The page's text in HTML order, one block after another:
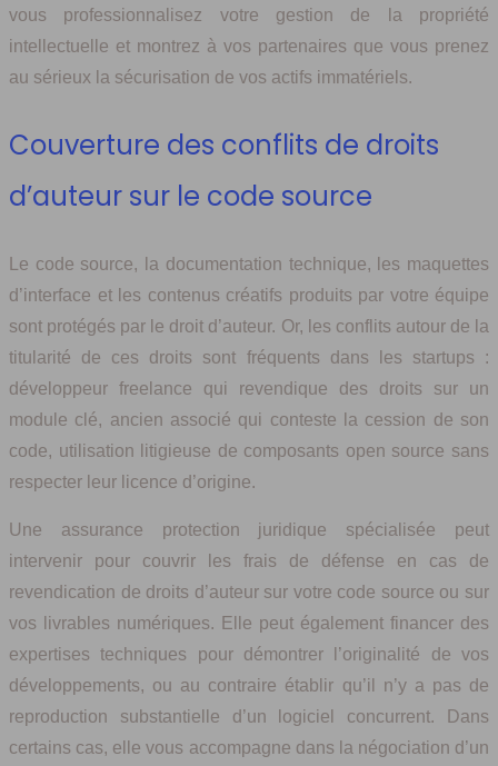
vous professionnalisez votre gestion de la propriété
intellectuelle et montrez à vos partenaires que vous prenez
au sérieux la sécurisation de vos actifs immatériels.
Couverture des conflits de droits
d’auteur sur le code source
Le code source, la documentation technique, les maquettes
d’interface et les contenus créatifs produits par votre équipe
sont protégés par le droit d’auteur. Or, les conflits autour de la
titularité de ces droits sont fréquents dans les startups :
développeur freelance qui revendique des droits sur un
module clé, ancien associé qui conteste la cession de son
code, utilisation litigieuse de composants open source sans
respecter leur licence d’origine.
Une assurance protection juridique spécialisée peut
intervenir pour couvrir les frais de défense en cas de
revendication de droits d’auteur sur votre code source ou sur
vos livrables numériques. Elle peut également financer des
expertises techniques pour démontrer l’originalité de vos
développements, ou au contraire établir qu’il n’y a pas de
reproduction substantielle d’un logiciel concurrent. Dans
certains cas, elle vous accompagne dans la négociation d’un